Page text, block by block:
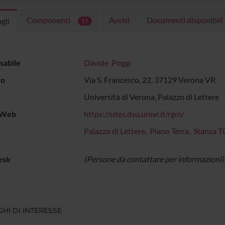
Componenti 17 Avvisi Documenti disponibili
Davide Poggi
Via S. Francesco, 22, 37129 Verona VR
Università di Verona, Palazzo di Lettere
https://sites.dsu.univr.it/rgm/
Palazzo di Lettere, Piano Terra, Stanza
(Persone da contattare per
DI INTERESSE